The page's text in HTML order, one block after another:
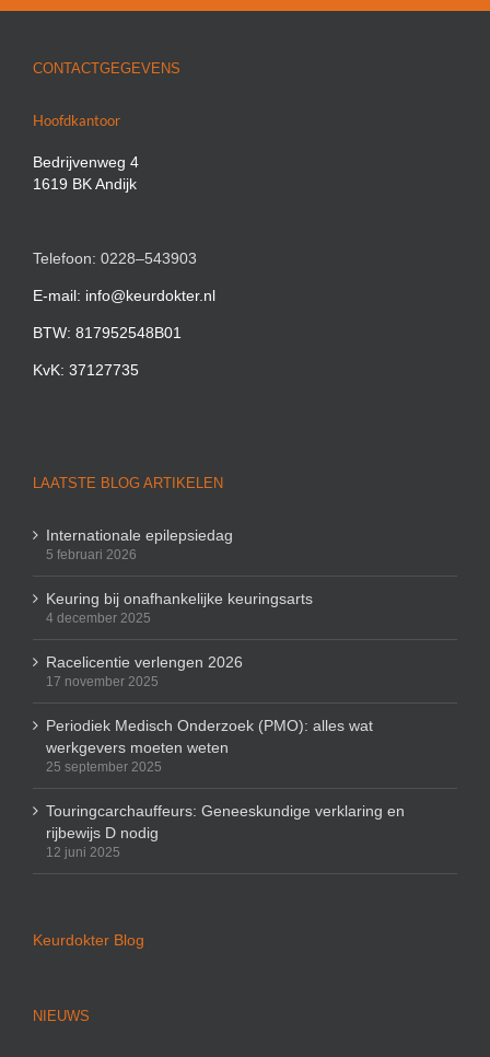
CONTACTGEGEVENS
Hoofdkantoor
Bedrijvenweg 4
1619 BK Andijk
Telefoon: 0228–543903
E-mail: info@keurdokter.nl
BTW: 817952548B01
KvK: 37127735
LAATSTE BLOG ARTIKELEN
Internationale epilepsiedag
5 februari 2026
Keuring bij onafhankelijke keuringsarts
4 december 2025
Racelicentie verlengen 2026
17 november 2025
Periodiek Medisch Onderzoek (PMO): alles wat
werkgevers moeten weten
25 september 2025
Touringcarchauffeurs: Geneeskundige verklaring en
rijbewijs D nodig
12 juni 2025
Keurdokter Blog
NIEUWS